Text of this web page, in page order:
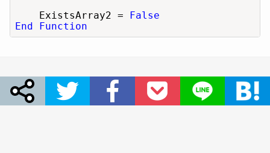
    ExistsArray2 =
False
End Function